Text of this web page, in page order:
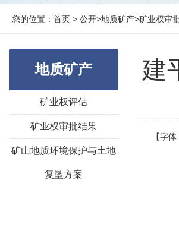
您的位置： 首页 > 公开>地质矿产>矿业权审
地质矿产
矿业权评估
矿业权审批结果
矿山地质环境保护与土地
复垦方案
建
【字体